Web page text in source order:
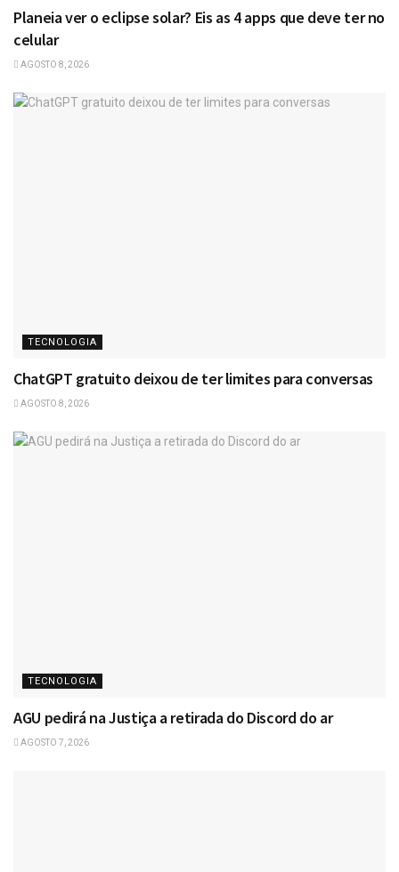
Planeia ver o eclipse solar? Eis as 4 apps que deve ter no
celular
AGOSTO 8, 2026
TECNOLOGIA
ChatGPT gratuito deixou de ter limites para conversas
AGOSTO 8, 2026
TECNOLOGIA
AGU pedirá na Justiça a retirada do Discord do ar
AGOSTO 7, 2026